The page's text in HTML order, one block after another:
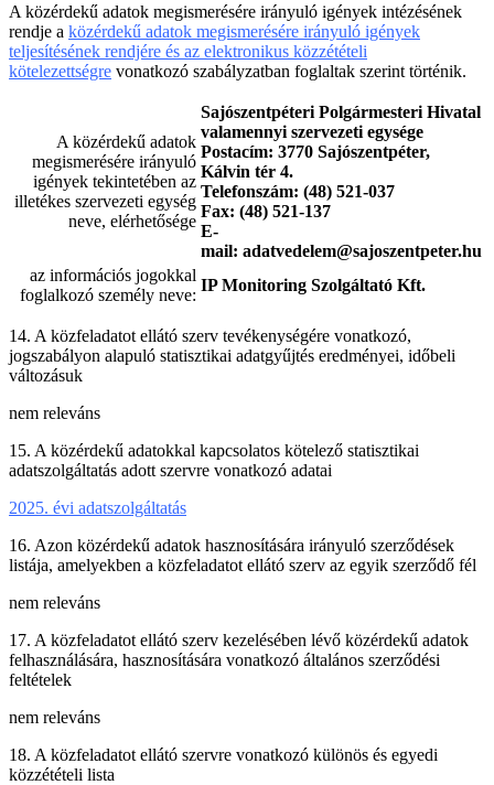
A közérdekű adatok megismerésére irányuló igények intézésének
rendje a közérdekű adatok megismerésére irányuló igények
teljesítésének rendjére és az elektronikus közzétételi
kötelezettségre vonatkozó szabályzatban foglaltak szerint történik.
A közérdekű adatok
megismerésére irányuló
igények tekintetében az
illetékes szervezeti egység
neve, elérhetősége
Sajószentpéteri Polgármesteri Hivatal
valamennyi szervezeti egysége
Postacím: 3770 Sajószentpéter,
Kálvin tér 4.
Telefonszám: (48) 521-037
Fax: (48) 521-137
E-
mail: adatvedelem@sajoszentpeter.hu
az információs jogokkal
foglalkozó személy neve:
IP Monitoring Szolgáltató Kft.
14. A közfeladatot ellátó szerv tevékenységére vonatkozó,
jogszabályon alapuló statisztikai adatgyűjtés eredményei, időbeli
változásuk
nem releváns
15. A közérdekű adatokkal kapcsolatos kötelező statisztikai
adatszolgáltatás adott szervre vonatkozó adatai
2025. évi adatszolgáltatás
16. Azon közérdekű adatok hasznosítására irányuló szerződések
listája, amelyekben a közfeladatot ellátó szerv az egyik szerződő fél
nem releváns
17. A közfeladatot ellátó szerv kezelésében lévő közérdekű adatok
felhasználására, hasznosítására vonatkozó általános szerződési
feltételek
nem releváns
18. A közfeladatot ellátó szervre vonatkozó különös és egyedi
közzétételi lista